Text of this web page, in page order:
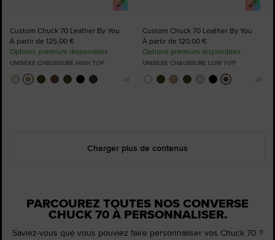
Custom Chuck 70 Leather By You
À partir de 125,00 €
Options premium disponibles
UNISEXE CHAUSSURE HIGH TOP
Custom Chuck 70 Leather By You
À partir de 120,00 €
Options premium disponibles
UNISEXE CHAUSSURE LOW TOP
Charger plus de contenus
PARCOUREZ TOUTES NOS CONVERSE
CHUCK 70 À PERSONNALISER.
Saviez-vous que vous pouviez faire personnaliser vos Chuck 70 ?